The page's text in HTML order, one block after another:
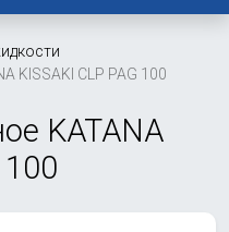
KISSAKI CLP PAG 100
KATANA
100